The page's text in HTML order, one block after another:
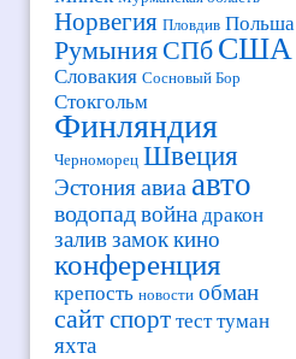
Норвегия Пловдив Польша
Румыния СПб США
Словакия Сосновый Бор
Стокгольм
Финляндия
Черноморец Швеция
Эстонияавиа авто
водопадвойна дракон
залив замоккино
конференция
крепость новости обман
сайтспорт тест туман
яхта